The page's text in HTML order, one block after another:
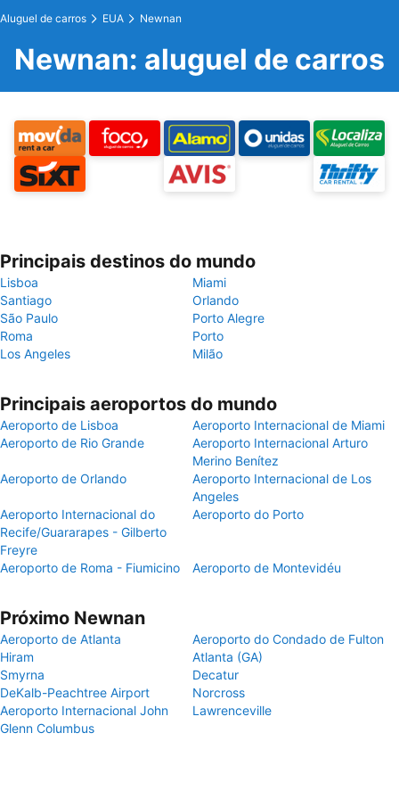
Aluguel de carros EUA Newnan
Newnan: aluguel de carros
Principais destinos do mundo
Lisboa
Miami
Santiago
Orlando
São Paulo
Porto Alegre
Roma
Porto
Los Angeles
Milão
Principais aeroportos do mundo
Aeroporto de Lisboa
Aeroporto Internacional de Miami
Aeroporto de Rio Grande
Aeroporto Internacional Arturo
Merino Benítez
Aeroporto de Orlando
Aeroporto Internacional de Los
Angeles
Aeroporto Internacional do
Recife/Guararapes - Gilberto
Freyre
Aeroporto do Porto
Aeroporto de Roma - Fiumicino Aeroporto de Montevidéu
Próximo Newnan
Aeroporto de Atlanta
Aeroporto do Condado de Fulton
Hiram
Atlanta (GA)
Smyrna
Decatur
DeKalb-Peachtree Airport
Norcross
Aeroporto Internacional John
Glenn Columbus
Lawrenceville